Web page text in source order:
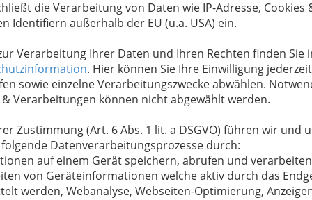
die Verarbeitung von Daten wie IP-Adresse, Cookies
Identifiern außerhalb der EU (u.a. USA) ein.
Verarbeitung Ihrer Daten und Ihren Rechten finden Sie
. Hier können Sie Ihre Einwilligung jederzeit
sowie einzelne Verarbeitungszwecke abwählen.
& Verarbeitungen können nicht abgewählt werden.
Zustimmung (Art. 6 Abs. 1 lit. a DSGVO) führen wir und
Datenverarbeitungsprozesse durch:
auf einem Gerät speichern, abrufen und
von Geräteinformationen welche aktiv durch das
werden, Webanalyse, Webseiten-Optimierung,
bewahren, verwenden wir an dieser Stelle zur
Ihre Nachricht wird nach dem Absenden
Kochauf - Heidemarie Kochauf weitergeleitet.
Meine Nachricht